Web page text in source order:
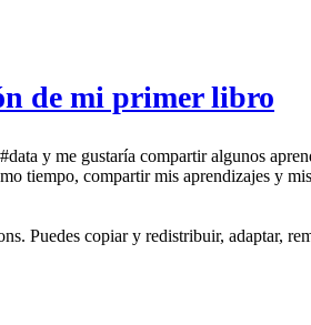
de mi primer libro
y me gustaría compartir algunos
tiempo, compartir mis aprendizajes y
Puedes copiar y redistribuir, adaptar,